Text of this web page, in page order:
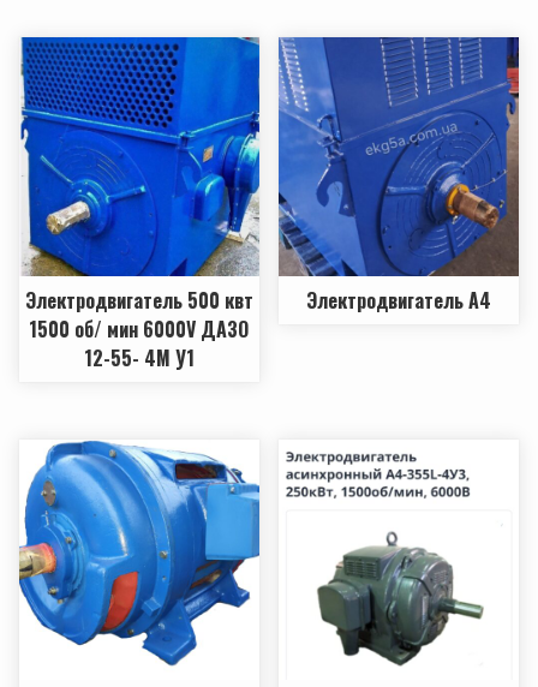
Электродвигатель 500 квт
1500 об/ мин 6000V ДАЗО
12-55- 4М У1
Электродвигатель А4